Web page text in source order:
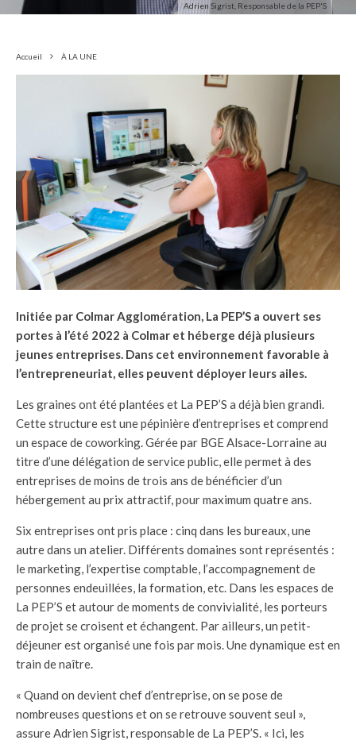
Adrien Sigrist, Responsable de la PEP'S
Accueil À LA UNE
Initiée par Colmar Agglomération, La PEP’S a ouvert ses
portes à l’été 2022 à Colmar et héberge déjà plusieurs
jeunes entreprises. Dans cet environnement favorable à
l’entrepreneuriat, elles peuvent déployer leurs ailes.
Les graines ont été plantées et La PEP’S a déjà bien grandi.
Cette structure est une pépinière d’entreprises et comprend
un espace de coworking. Gérée par BGE Alsace-Lorraine au
titre d’une délégation de service public, elle permet à des
entreprises de moins de trois ans de bénéficier d’un
hébergement au prix attractif, pour maximum quatre ans.
Six entreprises ont pris place : cinq dans les bureaux, une
autre dans un atelier. Différents domaines sont représentés :
le marketing, l’expertise comptable, l’accompagnement de
personnes endeuillées, la formation, etc. Dans les espaces de
La PEP’S et autour de moments de convivialité, les porteurs
de projet se croisent et échangent. Par ailleurs, un petit-
déjeuner est organisé une fois par mois. Une dynamique est en
train de naître.
« Quand on devient chef d’entreprise, on se pose de
nombreuses questions et on se retrouve souvent seul »,
assure Adrien Sigrist, responsable de La PEP’S. « Ici, les